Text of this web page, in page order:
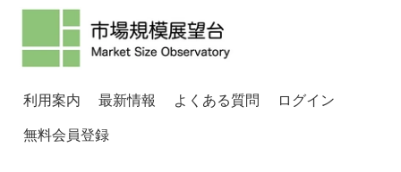
利用案内 最新情報 よくある質問
ログイン
無料会員登録